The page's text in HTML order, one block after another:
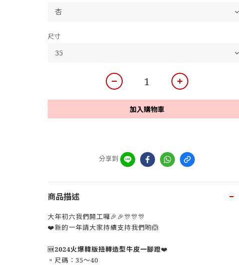
尺寸
加入購物車
分享到
商品描述
大年初六我們開工囉🎉🎉🎊🎊🎊
❤️新的一年請大家持續支持我們喲🙆
🆕2024火爆韓版扭轉造型牛皮一腳蹬❤️
▫️尺碼：35～40